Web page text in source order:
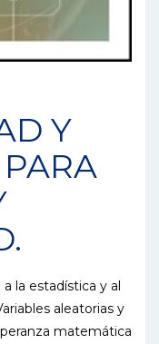
Y
la estadística y al
aleatorias y
matemática